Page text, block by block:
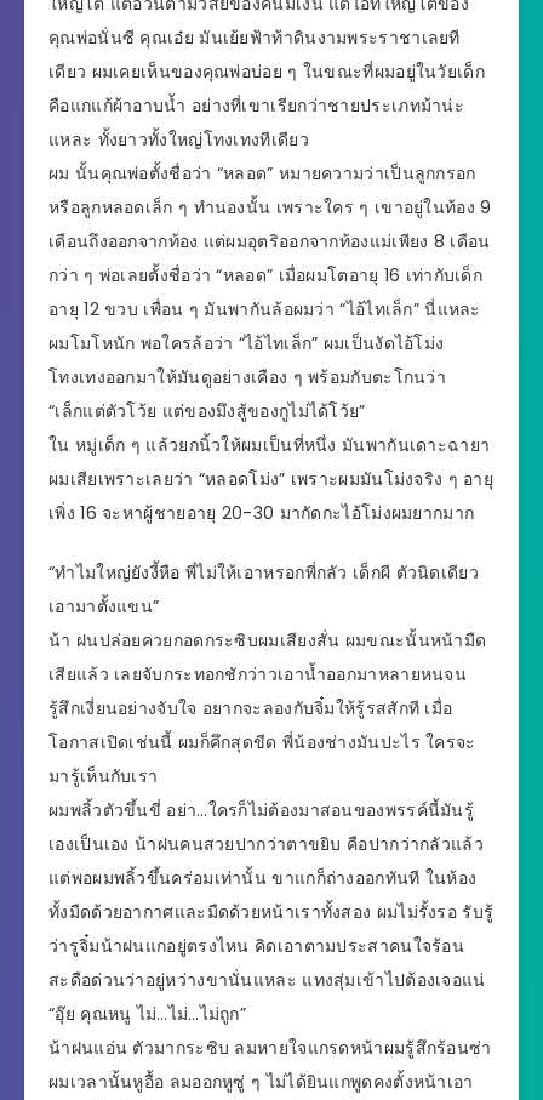
คุณพ่อนั่นซี คุณเอ๋ย มันเย้ยฟ้าท้าดินงามพระราชาเลยที
เดียว ผมเคยเห็นของคุณพ่อบ่อย ๆ ในขณะที่ผมอยู่ในวัยเด็ก
คือแกแก้ผ้าอาบน้ำ อย่างที่เขาเรียกว่าชายประเภทม้าน่ะ
แหละ ทั้งยาวทั้งใหญ่โทงเทงทีเดียว
ผม นั้นคุณพ่อตั้งชื่อว่า “หลอด” หมายความว่าเป็นลูกกรอก
หรือลูกหลอดเล็ก ๆ ทำนองนั้น เพราะใคร ๆ เขาอยู่ในท้อง 9
เดือนถึงออกจากท้อง แต่ผมอุตริออกจากท้องแม่เพียง 8 เดือน
กว่า ๆ พ่อเลยตั้งชื่อว่า “หลอด” เมื่อผมโตอายุ 16 เท่ากับเด็ก
อายุ 12 ขวบ เพื่อน ๆ มันพากันล้อผมว่า “ไอ้ไทเล็ก” นี่แหละ
ผมโมโหนัก พอใครล้อว่า “ไอ้ไทเล็ก” ผมเป็นงัดไอ้โม่ง
โทงเทงออกมาให้มันดูอย่างเคือง ๆ พร้อมกับตะโกนว่า
“เล็กแต่ตัวโว้ย แต่ของมึงสู้ของกูไม่ได้โว้ย”
ใน หมู่เด็ก ๆ แล้วยกนิ้วให้ผมเป็นที่หนึ่ง มันพากันเดาะฉายา
ผมเสียเพราะเลยว่า “หลอดโม่ง” เพราะผมมันโม่งจริง ๆ อายุ
เพิ่ง 16 จะหาผู้ชายอายุ 20-30 มากัดกะไอ้โม่งผมยากมาก
“ทำไมใหญ่ยังงี้หือ พี่ไม่ให้เอาหรอกพี่กลัว เด็กผี ตัวนิดเดียว
เอามาตั้งแขน”
น้า ฝนปล่อยควยกอดกระซิบผมเสียงสั่น ผมขณะนั้นหน้ามืด
เสียแล้ว เลยจับกระทอกชักว่าวเอาน้ำออกมาหลายหนจน
รู้สึกเงี่ยนอย่างจับใจ อยากจะลองกับจิ๋มให้รู้รสสักที เมื่อ
โอกาสเปิดเช่นนี้ ผมก็คึกสุดขีด พี่น้องช่างมันปะไร ใครจะ
มารู้เห็นกับเรา
ผมพลิ้วตัวขึ้นขี่ อย่า…ใครก็ไม่ต้องมาสอนของพรรค์นี้มันรู้
เองเป็นเอง น้าฝนคนสวยปากว่าตาขยิบ คือปากว่ากลัวแล้ว
แต่พอผมพลิ้วขึ้นคร่อมเท่านั้น ขาแกก็ถ่างออกทันที ในห้อง
ทั้งมืดด้วยอากาศและมืดด้วยหน้าเราทั้งสอง ผมไม่รั้งรอ รับรู้
ว่ารูจิ๋มน้าฝนแกอยู่ตรงไหน คิดเอาตามประสาคนใจร้อน
สะดือด่วนว่าอยู่หว่างขานั่นแหละ แทงสุ่มเข้าไปต้องเจอแน่
“อุ๊ย คุณหนู ไม่…ไม่…ไม่ถูก”
น้าฝนแอ่น ตัวมากระซิบ ลมหายใจแกรดหน้าผมรู้สึกร้อนซ่า
ผมเวลานั้นหูอื้อ ลมออกหูซู่ ๆ ไม่ได้ยินแกพูดคงตั้งหน้าเอา